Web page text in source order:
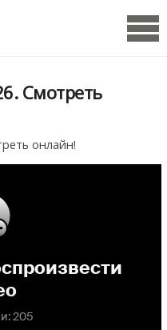
Смотреть
онлайн!